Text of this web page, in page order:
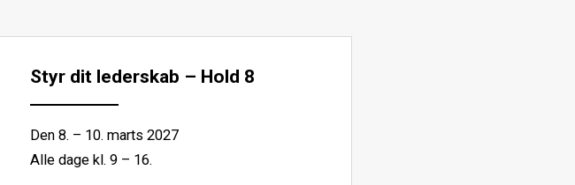
Styr dit lederskab – Hold 8
Den 8. – 10. marts 2027
Alle dage kl. 9 – 16.